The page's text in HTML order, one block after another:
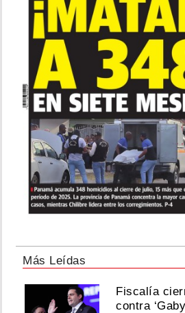
Más Leídas
Fiscalía
contra